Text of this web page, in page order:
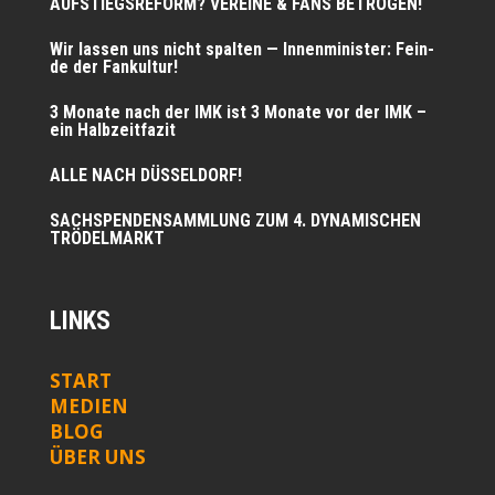
Wir las­sen uns nicht spal­ten — Innen­mi­nis­ter: Fein­
de der Fankultur!
3 Mona­te nach der IMK ist 3 Mona­te vor der IMK –
ein Halbzeitfazit
ALLE NACH DÜSSELDORF!
SACHSPENDENSAMMLUNG ZUM 4. DYNAMISCHEN
TRÖDELMARKT
LINKS
START
MEDIEN
BLOG
ÜBER UNS